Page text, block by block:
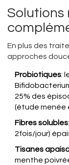
Solutions
En plus des
approches
Probiotiques:
25% des
(étude menée
Fibres solubles
2fois/jour)
Tisanes
menthe